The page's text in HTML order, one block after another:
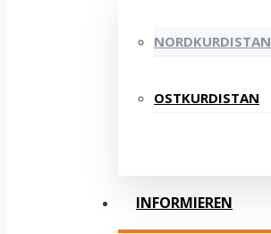
NORDKURDISTAN
OSTKURDISTAN
INFORMIEREN